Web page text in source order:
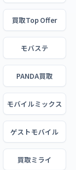
買取Top Offer
モバステ
PANDA買取
モバイルミックス
ゲストモバイル
買取ミライ